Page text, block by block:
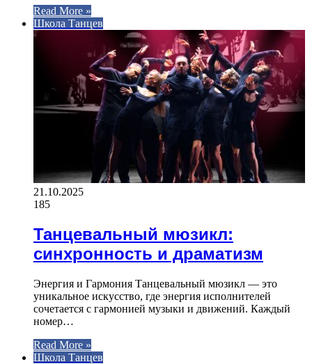
Read More »
Школа Танцев
21.10.2025
185
Танцевальный мюзикл:
синхронность и драматизм
Энергия и Гармония Танцевальный мюзикл — это
уникальное искусство, где энергия исполнителей
сочетается с гармонией музыки и движений. Каждый
номер…
Read More »
Школа Танцев